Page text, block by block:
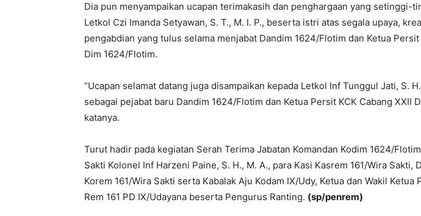
Dia pun menyampaikan ucapan terimakasih dan penghargaan yang setinggi-
Letkol Czi Imanda Setyawan, S. T., M. I. P., beserta istri atas segala upaya,
pengabdian yang tulus selama menjabat Dandim 1624/Flotim dan Ketua Persit
Dim 1624/Flotim.
“Ucapan selamat datang juga disampaikan kepada Letkol Inf Tunggul Jati, S.
sebagai pejabat baru Dandim 1624/Flotim dan Ketua Persit KCK Cabang XXII
katanya.
Turut hadir pada kegiatan Serah Terima Jabatan Komandan Kodim 1624/
Sakti Kolonel Inf Harzeni Paine, S. H., M. A., para Kasi Kasrem 161/Wira Sakti,
Korem 161/Wira Sakti serta Kabalak Aju Kodam IX/Udy, Ketua dan Wakil Ketua
Rem 161 PD IX/Udayana beserta Pengurus Ranting. (sp/penrem)